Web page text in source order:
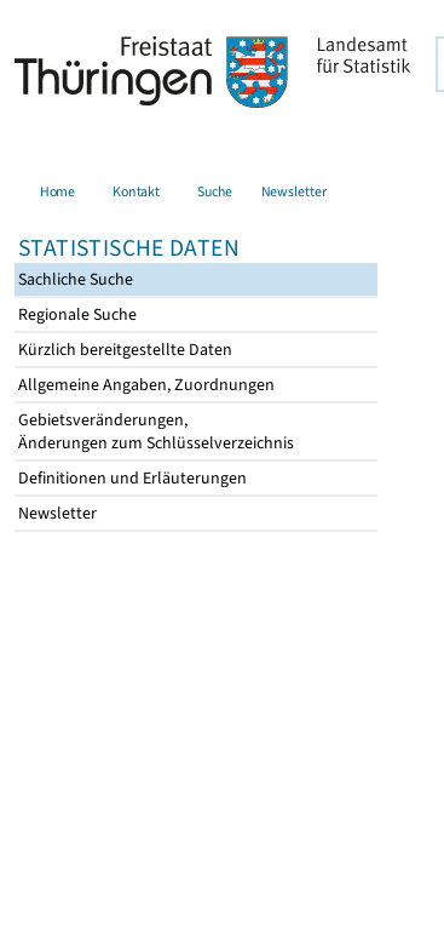
Home Kontakt Suche Newsletter
STATISTISCHE DATEN
Sachliche Suche
Regionale Suche
Kürzlich bereitgestellte Daten
Allgemeine Angaben, Zuordnungen
Gebietsveränderungen,
Änderungen zum Schlüsselverzeichnis
Definitionen und Erläuterungen
Newsletter